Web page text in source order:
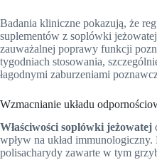
Badania kliniczne pokazują, że
suplementów z soplówki
zauważalnej poprawy funkcji
tygodniach stosowania,
łagodnymi zaburzeniami
Wzmacnianie układu
Właściwości soplówki jeżowatej
wpływ na układ
polisacharydy zawarte w tym